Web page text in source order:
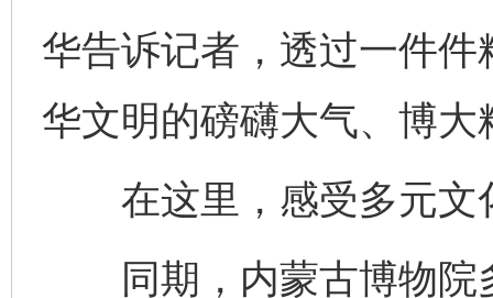
华告诉记者，透过一件
华文明的磅礴大气、博大
在这里，感受多元
同期，内蒙古博物院